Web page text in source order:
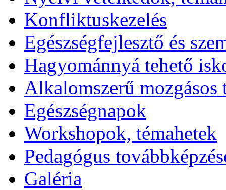
Konfliktuskezelés
Egészségfejlesztő és
Hagyománnyá tehető
Alkalomszerű mozgásos
Egészségnapok
Workshopok, témahetek
Pedagógus
Galéria